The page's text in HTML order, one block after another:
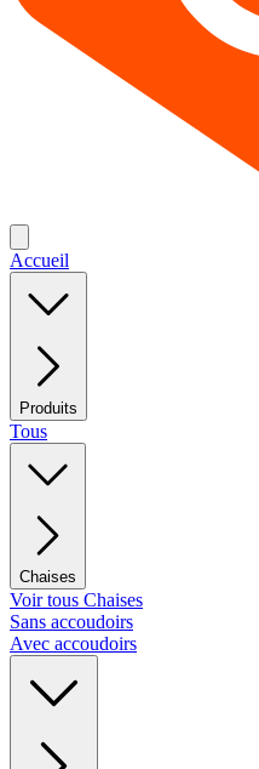
Accueil
Produits
Tous
Chaises
Voir tous Chaises
Sans accoudoirs
Avec accoudoirs